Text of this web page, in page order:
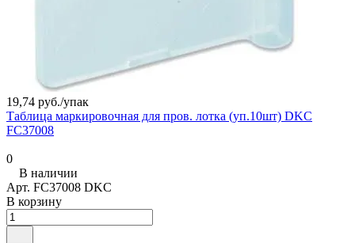
19,74 руб./упак
Таблица маркировочная для пров. лотка (уп.10шт) DKC
FC37008
0
В наличии
Арт. FC37008 DKC
В корзину